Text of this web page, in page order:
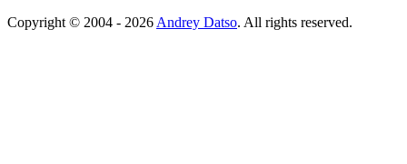
Copyright © 2004 - 2026 Andrey Datso. All rights reserved.